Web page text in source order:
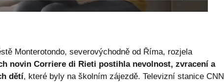
Monterotondo, severovýchodně od Říma, rozjela
novin Corriere di Rieti postihla nevolnost, zvracení a
dětí, které byly na školním zájezdě. Televizní stanice CNN